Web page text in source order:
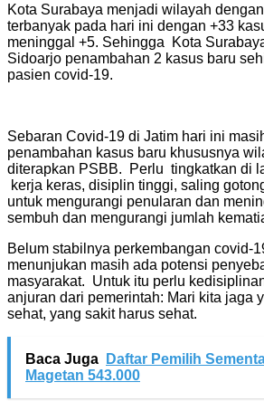
Kota Surabaya menjadi wilayah
terbanyak pada hari ini dengan +33
meninggal +5. Sehingga Kota
Sidoarjo penambahan 2 kasus baru
pasien covid-19.
Sebaran Covid-19 di Jatim hari ini
penambahan kasus baru khususnya
diterapkan PSBB. Perlu tingkatkan di
kerja keras, disiplin tinggi, saling
untuk mengurangi penularan dan
sembuh dan mengurangi jumlah
Belum stabilnya perkembangan covid-
menunjukan masih ada potensi
masyarakat. Untuk itu perlu
anjuran dari pemerintah: Mari kita jaga
sehat, yang sakit harus sehat.
Baca Juga
Daftar Pemilih
Magetan 543.000